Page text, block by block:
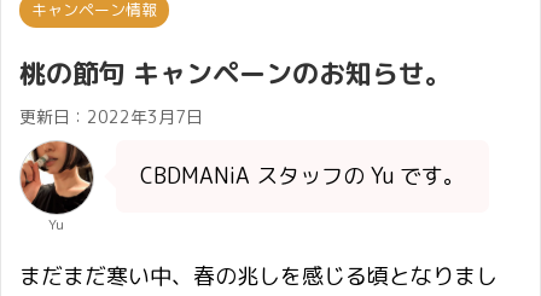
キャンペーン情報
桃の節句 キャンペーンのお知らせ。
更新日： 2022年3月7日
Yu
CBDMANiA スタッフの Yu です。
まだまだ寒い中、春の兆しを感じる頃となりまし